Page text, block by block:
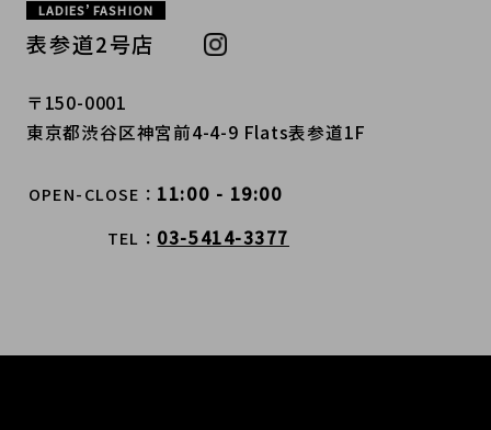
LADIES’ FASHION
表参道2号店
〒150-0001
東京都渋谷区神宮前4-4-9 Flats表参道1F
OPEN-CLOSE 11:00 - 19:00
TEL 03-5414-3377